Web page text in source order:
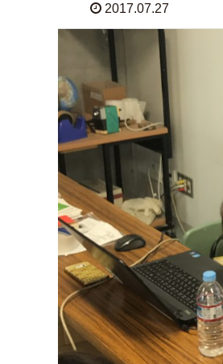
2017.07.27